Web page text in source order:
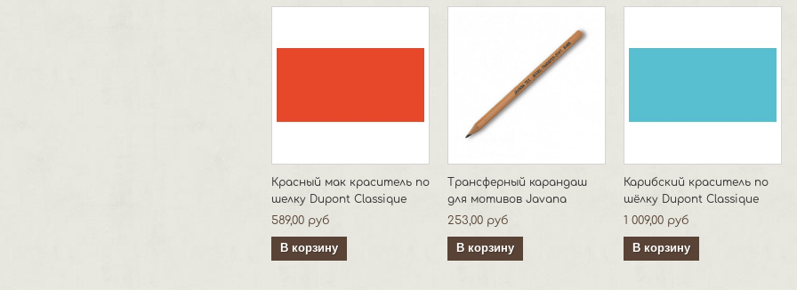
Красный мак краситель по
шелку Dupont Classique
589,00 руб
В корзину
Трансферный карандаш
для мотивов Javana
253,00 руб
В корзину
Карибский краситель по
шёлку Dupont Classique
1 009,00 руб
В корзину